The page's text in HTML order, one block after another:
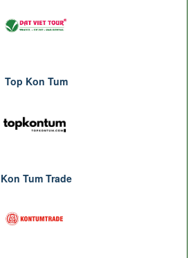
Top Kon Tum
Kon Tum Trade